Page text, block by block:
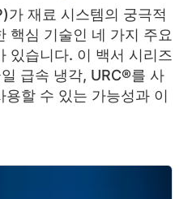
가 재료 시스템의 궁극적
핵심 기술인 네 가지 주요
있습니다. 이 백서 시리즈
급속 냉각, URC®를 사
할 수 있는 가능성과 이